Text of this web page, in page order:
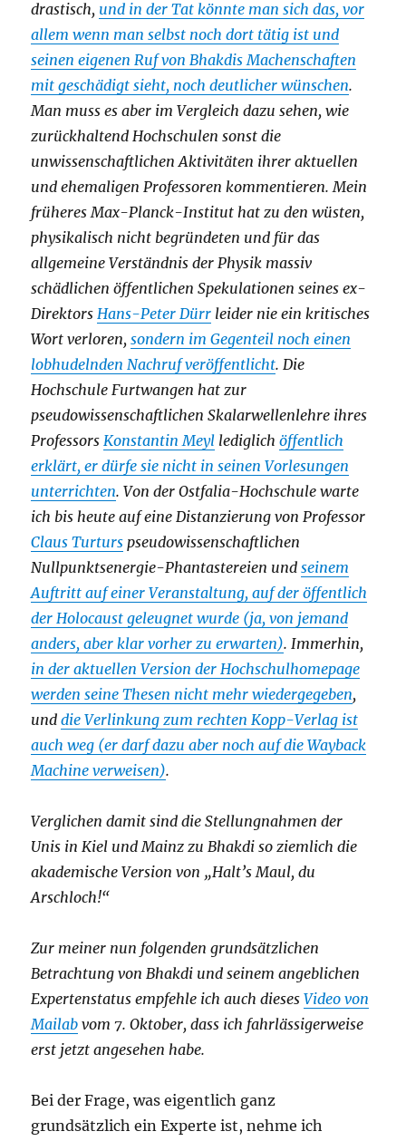
drastisch, und in der Tat könnte man sich das, vor
allem wenn man selbst noch dort tätig ist und
seinen eigenen Ruf von Bhakdis Machenschaften
mit geschädigt sieht, noch deutlicher wünschen.
Man muss es aber im Vergleich dazu sehen, wie
zurückhaltend Hochschulen sonst die
unwissenschaftlichen Aktivitäten ihrer aktuellen
und ehemaligen Professoren kommentieren. Mein
früheres Max-Planck-Institut hat zu den wüsten,
physikalisch nicht begründeten und für das
allgemeine Verständnis der Physik massiv
schädlichen öffentlichen Spekulationen seines ex-
Direktors Hans-Peter Dürr leider nie ein kritisches
Wort verloren,sondern im Gegenteil noch einen
lobhudelnden Nachruf veröffentlicht. Die
Hochschule Furtwangen hat zur
pseudowissenschaftlichen Skalarwellenlehre ihres
Professors Konstantin Meyl lediglichöffentlich
erklärt, er dürfe sie nicht in seinen Vorlesungen
unterrichten. Von der Ostfalia-Hochschule warte
ich bis heute auf eine Distanzierung von Professor
Claus Turturs pseudowissenschaftlichen
Nullpunktsenergie-Phantastereien undseinem
Auftritt auf einer Veranstaltung, auf der öffentlich
der Holocaust geleugnet wurde (ja, von jemand
anders, aber klar vorher zu erwarten). Immerhin,
in der aktuellen Version der Hochschulhomepage
werden seine Thesen nicht mehr wiedergegeben,
unddie Verlinkung zum rechten Kopp-Verlag ist
auch weg (er darf dazu aber noch auf die Wayback
Machine verweisen).
Verglichen damit sind die Stellungnahmen der
Unis in Kiel und Mainz zu Bhakdi so ziemlich die
akademische Version von „Halt’s Maul, du
Arschloch!“
Zur meiner nun folgenden grundsätzlichen
Betrachtung von Bhakdi und seinem angeblichen
Expertenstatus empfehle ich auch diesesVideo von
Mailab vom 7. Oktober, dass ich fahrlässigerweise
erst jetzt angesehen habe.
Bei der Frage, was eigentlich ganz
grundsätzlich ein Experte ist, nehme ich